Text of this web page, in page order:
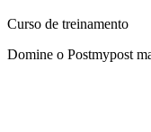
Curso de treinamento
Domine o Postmypost